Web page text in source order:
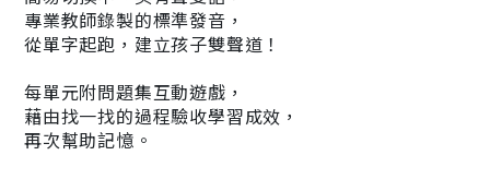
專業教師錄製的標準發音，
從單字起跑，建立孩子雙聲道！
每單元附問題集互動遊戲，
藉由找一找的過程驗收學習成效，
再次幫助記憶。